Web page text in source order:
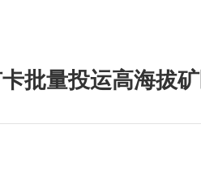
批量投运高海拔